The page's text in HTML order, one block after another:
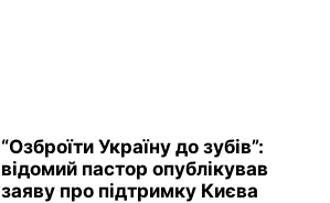
“Озброїти Україну до зубів”:
відомий пастор опублікував
заяву про підтримку Києва